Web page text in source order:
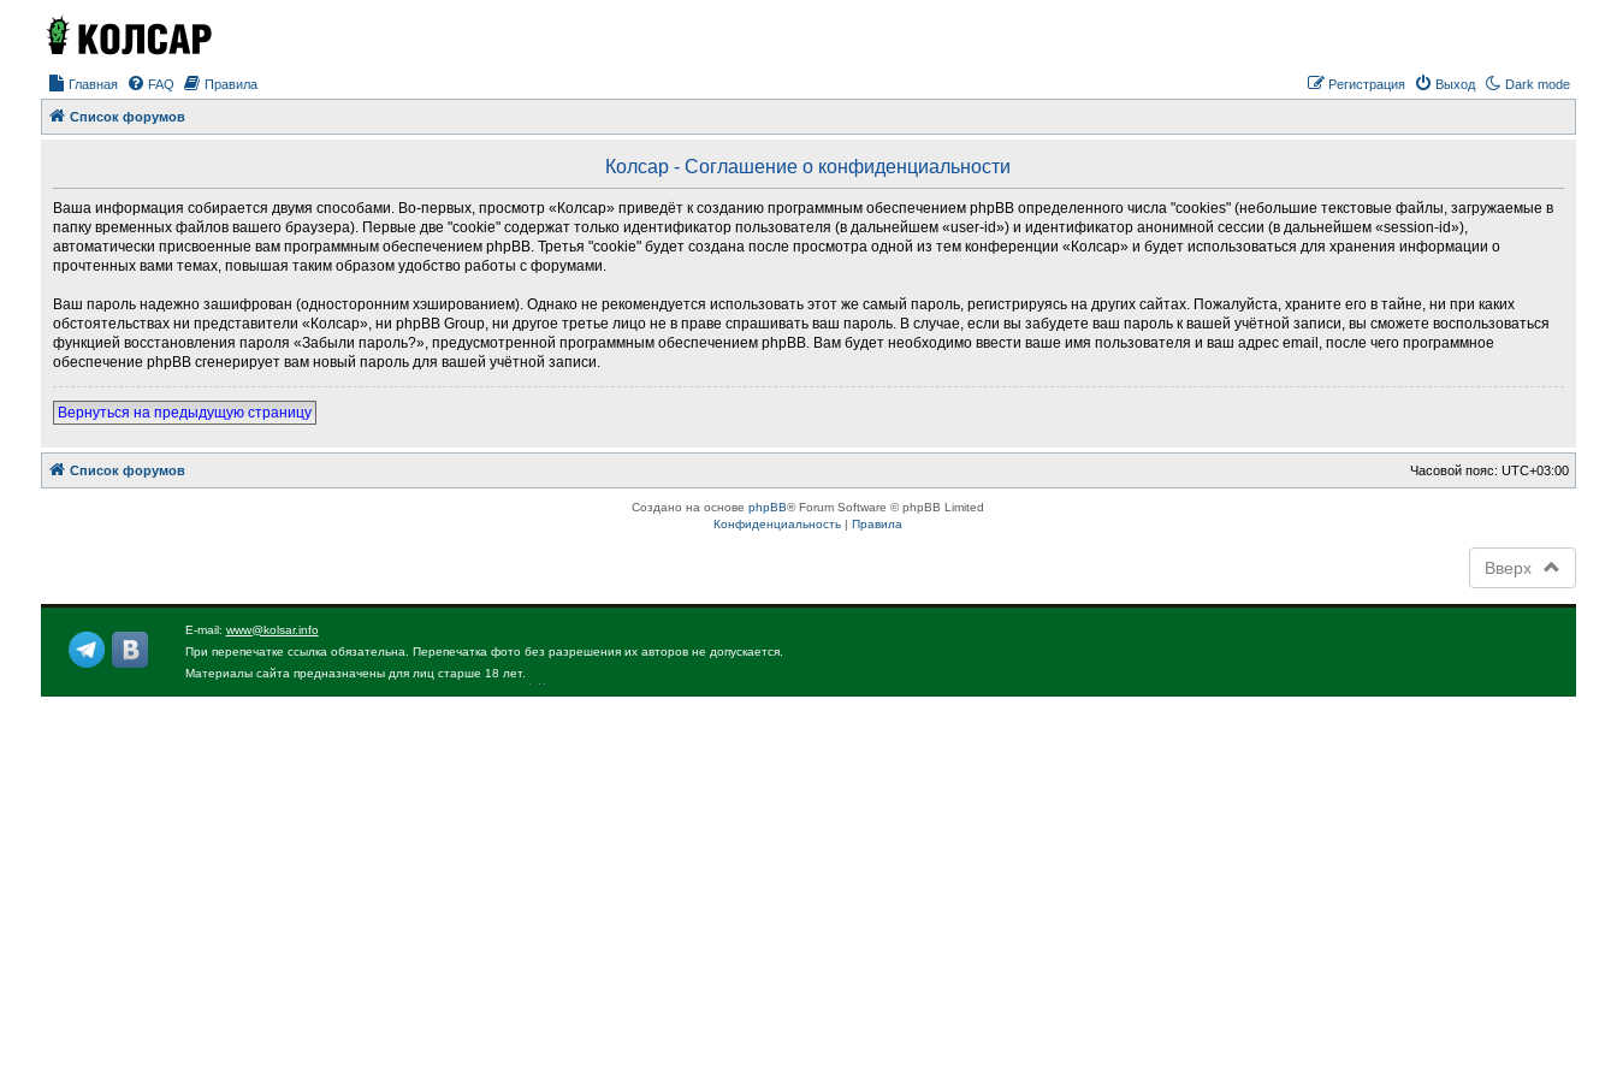
Главная Dark mode
FAQ Правила Выход
Регистрация
Список форумов
Колсар - Соглашение о конфиденциальности
Ваша информация собирается двумя способами. Во-первых, просмотр «Колсар» приведёт к созданию программным обеспечением phpBB определенного числа "cookies" (небольшие текстовые файлы, загружаемые в
папку временных файлов вашего браузера). Первые две "cookie" содержат только идентификатор пользователя (в дальнейшем «user-id») и идентификатор анонимной сессии (в дальнейшем «session-id»),
автоматически присвоенные вам программным обеспечением phpBB. Третья "cookie" будет создана после просмотра одной из тем конференции «Колсар» и будет использоваться для хранения информации о
прочтенных вами темах, повышая таким образом удобство работы с форумами.
Ваш пароль надежно зашифрован (односторонним хэшированием). Однако не рекомендуется использовать этот же самый пароль, регистрируясь на других сайтах. Пожалуйста, храните его в тайне, ни при каких
обстоятельствах ни представители «Колсар», ни phpBB Group, ни другое третье лицо не в праве спрашивать ваш пароль. В случае, если вы забудете ваш пароль к вашей учётной записи, вы сможете воспользоваться
функцией восстановления пароля «Забыли пароль?», предусмотренной программным обеспечением phpBB. Вам будет необходимо ввести ваше имя пользователя и ваш адрес email, после чего программное
обеспечение phpBB сгенерирует вам новый пароль для вашей учётной записи.
Вернуться на предыдущую страницу
Список форумов Часовой пояс:UTC+03:00
Создано на основеphpBB® Forum Software © phpBB Limited
Конфиденциальность |Правила
Вверх
E-mail: www@kolsar.info
При перепечатке ссылка обязательна. Перепечатка фото без разрешения их авторов не допускается.
Материалы сайта предназначены для лиц старше 18 лет.